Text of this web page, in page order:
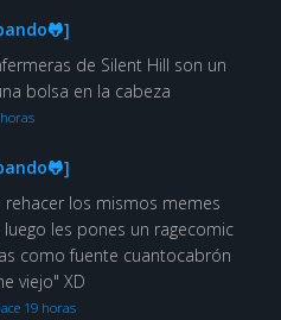
de Silent Hill son un
bolsa en la cabeza
los mismos memes
les pones un ragecomic
como fuente cuantocabrón
viejo" XD
19 horas